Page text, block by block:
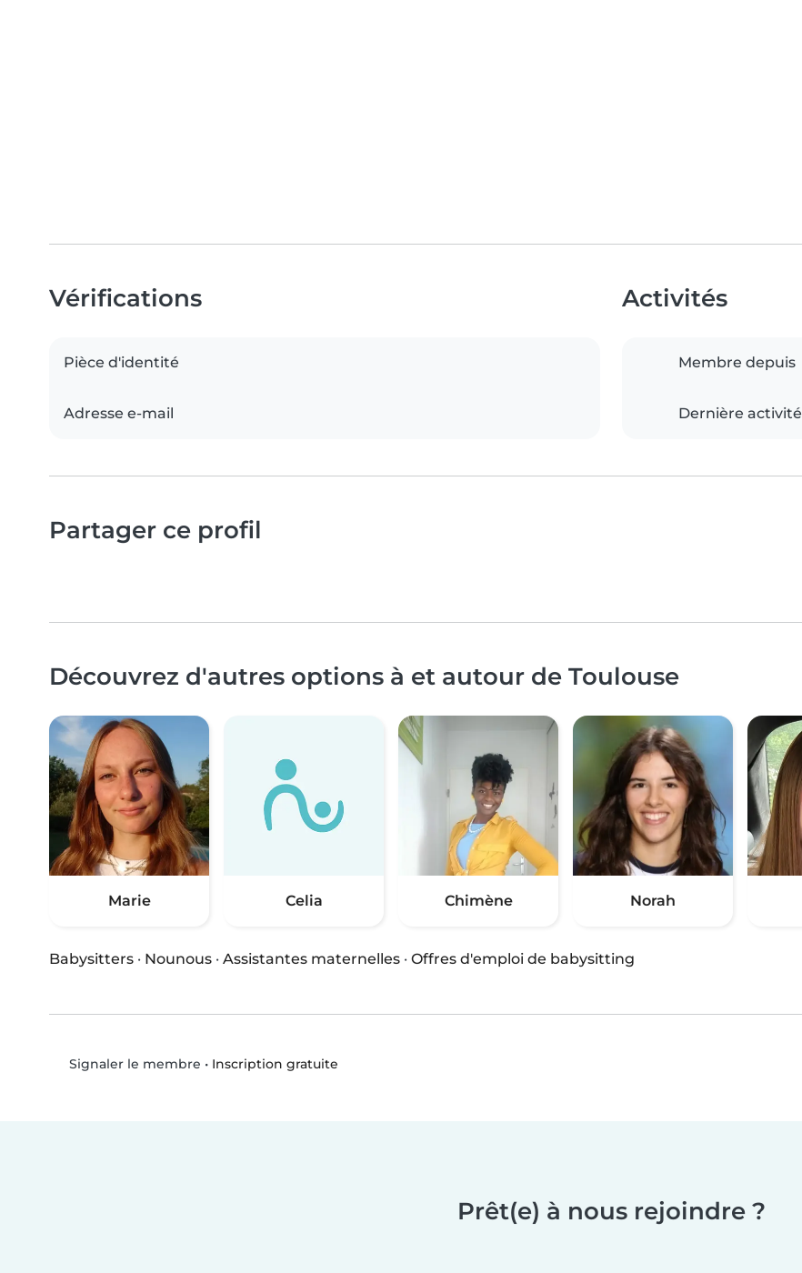
Vérifications
Pièce d'identité
Adresse e-mail
Activités
Membre depuis
Dernière activité
Partager ce profil
Découvrez d'autres options à et autour de Toulouse
Marie Celia Chimène Norah
Babysitters · Nounous · Assistantes maternelles · Offres d'emploi de babysitting
Signaler le membre • Inscription gratuite
Prêt(e) à nous rejoindre ?